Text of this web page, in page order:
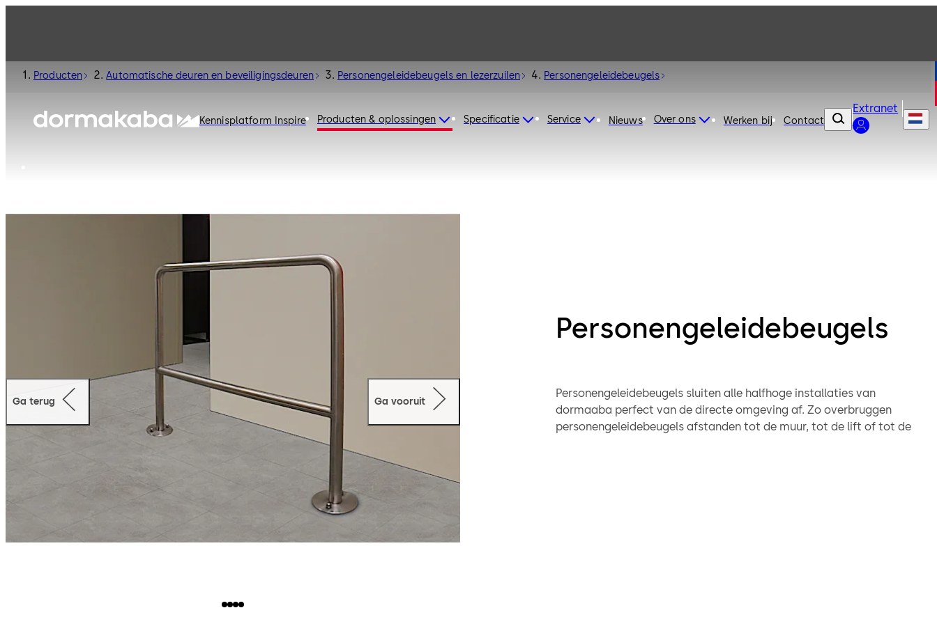
Kennisplatform Inspire Producten & oplossingen Specificatie Service Nieuws Over ons Werken bij Contact
Extranet
Producten Automatische deuren en beveiligingsdeuren Personengeleidebeugels en lezerzuilen Personengeleidebeugels
Personengeleidebeugels
Personengeleidebeugels sluiten alle halfhoge installaties van
dormaaba perfect van de directe omgeving af. Zo overbruggen
personengeleidebeugels afstanden tot de muur, tot de lift of tot de
Ga terug Ga vooruit